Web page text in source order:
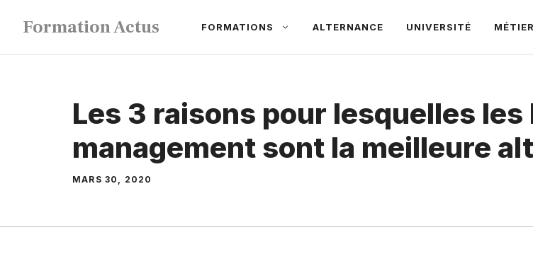
contenu
Formation Actus FORMATIONS ALTERNANCE UNIVERSITÉ
Les 3 raisons pour lesquelles
management sont la meilleure
MARS 30, 2020